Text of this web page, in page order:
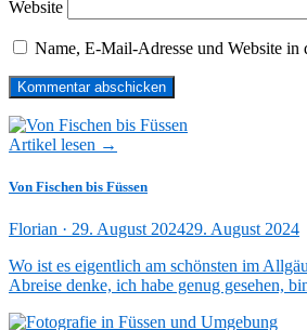
Website
Name, E-Mail-Adresse und Website in
Artikel lesen →
Von Fischen bis Füssen
Florian · Veröffentlicht
29. August 202429. August 2024
Wo ist es eigentlich am schönsten im
Abreise denke, ich habe genug gesehen,